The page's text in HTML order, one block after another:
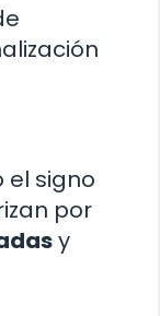
el signo
por
y